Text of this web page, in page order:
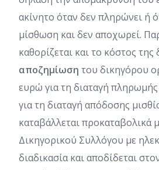
ακίνητο όταν δεν πληρώνει ή
μίσθωση και δεν αποχωρεί.
καθορίζεται και το κόστος της
αποζημίωση του δικηγόρου
ευρώ για τη διαταγή
για τη διαταγή απόδοσης
καταβάλλεται προκαταβολικά
Δικηγορικού Συλλόγου με
διαδικασία και αποδίδεται